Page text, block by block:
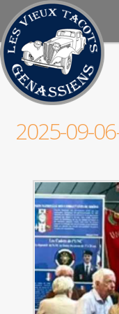
2025-09-